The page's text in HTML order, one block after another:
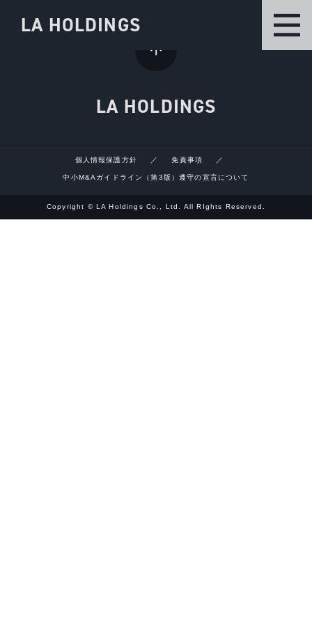
LA HOLDINGS
LA HOLDINGS
個人情報保護方針 免責事項
中小M&Aガイドライン（第3版）遵守の宣言について
Copyright © LA Holdings Co., Ltd. All RIghts Reserved.